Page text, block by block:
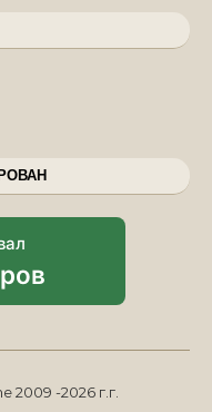
2009 -2026 г.г.